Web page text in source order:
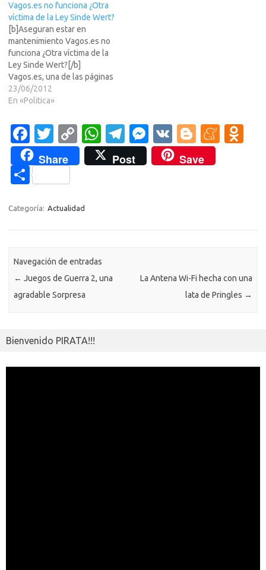
información ni se crea ni se
destruye, sólo se
transforma". Bajo esa
premisa, los responsables
del popular sitio LEER MAS
>>>web…
Vagos.es no funciona ¿Otra
víctima de la Ley Sinde Wert?
[b]Aseguran estar en
mantenimiento Vagos.es no
funciona ¿Otra víctima de la
Ley Sinde Wert?[/b]
Vagos.es, una de las páginas
de descargas más visitadas
en España ha dejado de
de 15 horas fuera de servicio
y aunque en Twitter han
LEER MAS >>>comunicado
que están en…
23/06/2012
En «Politica»
Fa
c
e
b
o
T
w
it
te
r
C
o
p
Li
W
h
at
T
el
e
M
es
se
V
K
Bl
o
g
M
i
Share Post Save
C
m
ti
r
Categoría: Actualidad
Navegación de entradas
← Juegos de Guerra 2, una
agradable Sorpresa
La Antena Wi-Fi hecha con una
lata de Pringles →
Bienvenido PIRATA!!!